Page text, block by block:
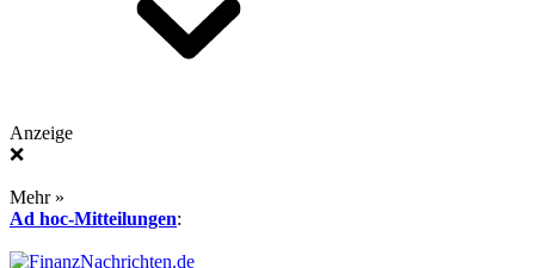
Anzeige
❌
Mehr »
Ad hoc-Mitteilungen: